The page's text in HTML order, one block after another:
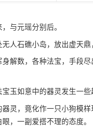
与元瑶分别后。
人石礁小岛，放出虚天鼎
身解数，各种法宝，手段
玉如意中的器灵发生一些
灵，竟化作一只小狗模样
，一副爱搭不理的态度。